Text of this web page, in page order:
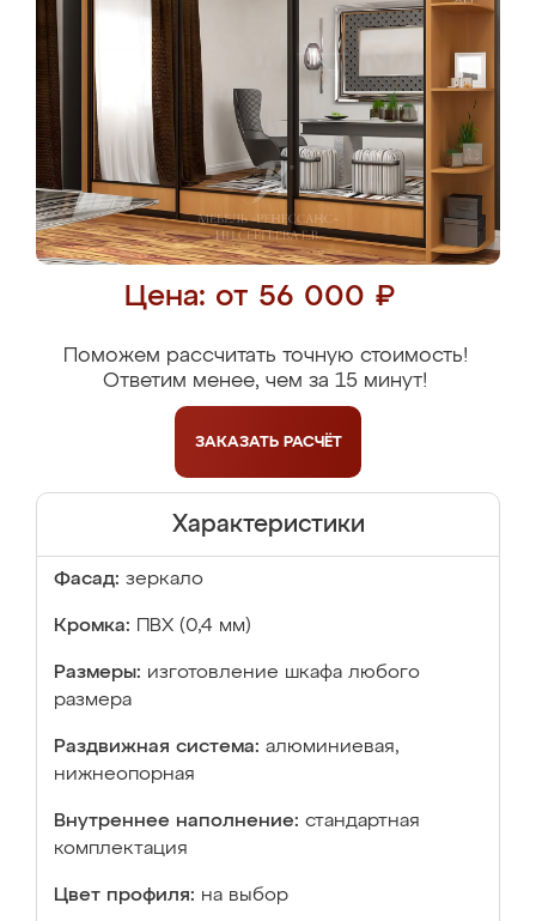
Цена: от 56 000 ₽
Поможем рассчитать точную стоимость!
Ответим менее, чем за 15 минут!
ЗАКАЗАТЬ РАСЧЁТ
Характеристики
Фасад: зеркало
Кромка: ПВХ (0,4 мм)
Размеры: изготовление шкафа любого
размера
Раздвижная система: алюминиевая,
нижнеопорная
Внутреннее наполнение: стандартная
комплектация
Цвет профиля: на выбор